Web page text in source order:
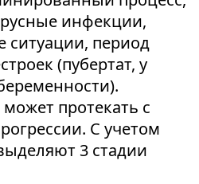
инфекции,
ситуации, период
(пубертат, у
протекать с
С учетом
3 стадии